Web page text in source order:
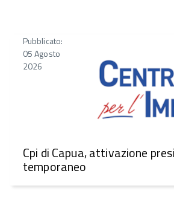
Pubblicato:
05 Agosto
2026
Cpi di Capua, attivazione
temporaneo